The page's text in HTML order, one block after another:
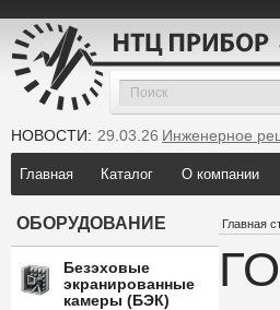
НОВОСТИ: 29.03.26 Инженерное
25.12.25Мы инсталлировали
Главная Каталог О компании
ОБОРУДОВАНИЕ
Безэховые
экранированные
камеры (БЭК)
Главная